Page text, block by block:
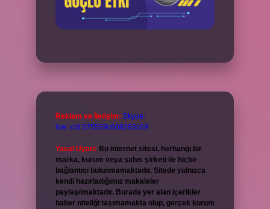
Reklam ve İletişim: Skype:
live:.cid.575569c608265c69
Yasal Uyarı: Bu internet sitesi, herhangi bir
marka, kurum veya şahıs şirketi ile hiçbir
bağlantısı bulunmamaktadır. Sitede yalnızca
kendi hazırladığımız makaleler
paylaşılmaktadır. Burada yer alan içerikler
haber niteliği taşımamakta olup, gerçek kurum